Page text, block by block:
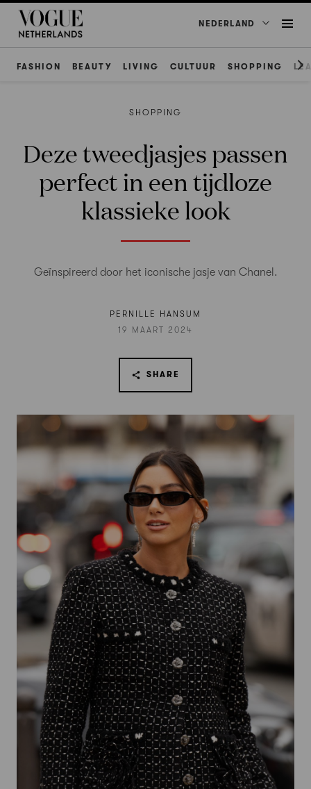
NEDERLAND
FASHION BEAUTY LIVING CULTUUR SHOPPING
SHOPPING
Deze tweedjasjes passen
perfect in een tijdloze
klassieke look
Geïnspireerd door het iconische jasje van Chanel.
PERNILLE HANSUM
19 MAART 2024
SHARE